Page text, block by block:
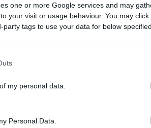
one or more Google services and may
your visit or usage behaviour. You may
tags to use your data for below
my personal data.
Personal Data.
on Instagram